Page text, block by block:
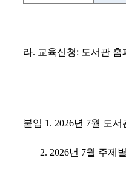
라. 교육신청: 도서관 홈
붙임 1. 2026년 7월 도서
2. 2026년 7월 주제